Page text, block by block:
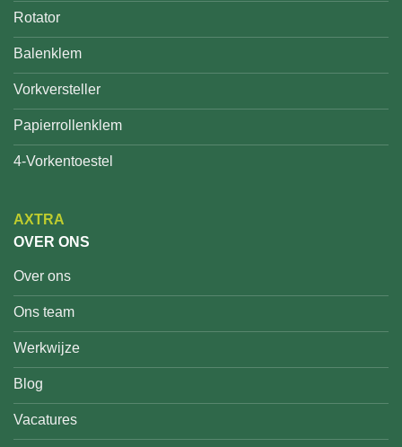
Rotator
Balenklem
Vorkversteller
Papierrollenklem
4-Vorkentoestel
AXTRA
OVER ONS
Over ons
Ons team
Werkwijze
Blog
Vacatures